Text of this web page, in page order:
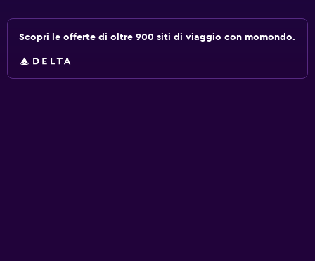
Scopri le offerte di oltre 900 siti di viaggio con momondo.